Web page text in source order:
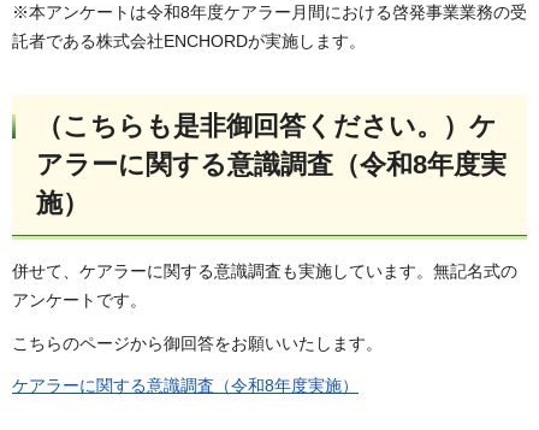
※本アンケートは令和8年度ケアラー月間における啓発事業業務の受
託者である株式会社ENCHORDが実施します。
（こちらも是非御回答ください。）ケ
アラーに関する意識調査（令和8年度実
施）
併せて、ケアラーに関する意識調査も実施しています。無記名式の
アンケートです。
こちらのページから御回答をお願いいたします。
ケアラーに関する意識調査（令和8年度実施）